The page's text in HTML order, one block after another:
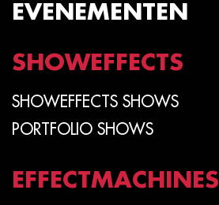
EVENEMENTEN
SHOWEFFECTS
SHOWEFFECTS SHOWS
PORTFOLIO SHOWS
EFFECTMACHINES